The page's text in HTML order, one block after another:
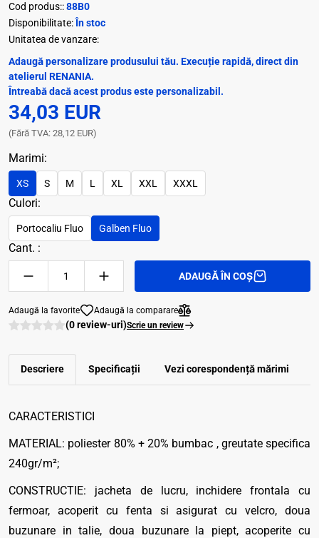
Cod produs::88B0
Disponibilitate: În stoc
Unitatea de vanzare:
Adaugă personalizare produsului tău. Execuție rapidă, direct din
atelierul RENANIA.
Întreabă dacă acest produs este personalizabil.
34,03 EUR
(Fără TVA: 28,12 EUR)
Marimi:
XS S M L XL XXL XXXL
Culori:
Portocaliu Fluo Galben Fluo
Cant. :
ADAUGĂ ÎN COȘ
Adaugă la favorite Adaugă la comparare
(0 review-uri)Scrie un review
Descriere Specificații Vezi corespondenţă mărimi
CARACTERISTICI
MATERIAL: poliester 80% + 20% bumbac , greutate specifica
240gr/m²;
CONSTRUCTIE: jacheta de lucru, inchidere frontala cu
fermoar, acoperit cu fenta si asigurat cu velcro, doua
buzunare in talie, doua buzunare la piept, acoperite cu